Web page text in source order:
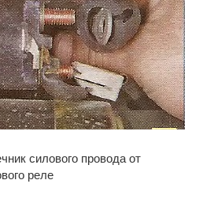
силового провода от
реле